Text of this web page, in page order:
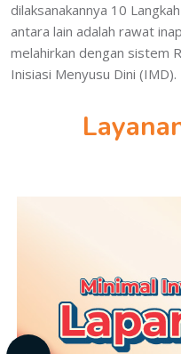
dilaksanakannya 10
antara lain adalah rawat
melahirkan dengan sistem
Inisiasi Menyusu Dini (IMD).